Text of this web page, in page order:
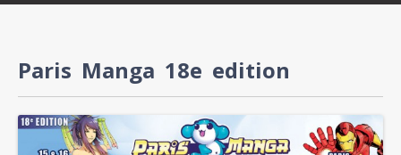
Paris Manga 18e edition